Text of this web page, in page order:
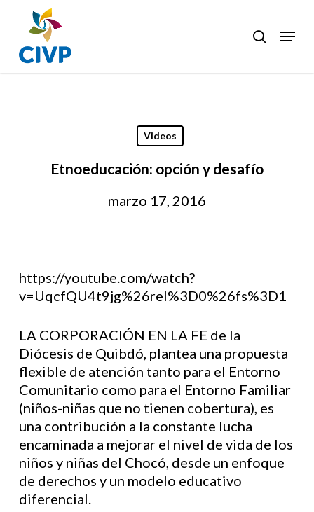
main
content
search
Menu
Videos
Etnoeducación: opción y desafío
marzo 17, 2016
https://youtube.com/watch?
v=UqcfQU4t9jg%26rel%3D0%26fs%3D1
LA CORPORACIÓN EN LA FE de la
Diócesis de Quibdó, plantea una propuesta
flexible de atención tanto para el Entorno
Comunitario como para el Entorno Familiar
(niños-niñas que no tienen cobertura), es
una contribución a la constante lucha
encaminada a mejorar el nivel de vida de los
niños y niñas del Chocó, desde un enfoque
de derechos y un modelo educativo
diferencial.
Close